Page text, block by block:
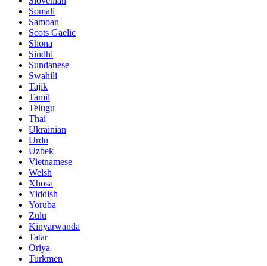
Somali
Samoan
Scots Gaelic
Shona
Sindhi
Sundanese
Swahili
Tajik
Tamil
Telugu
Thai
Ukrainian
Urdu
Uzbek
Vietnamese
Welsh
Xhosa
Yiddish
Yoruba
Zulu
Kinyarwanda
Tatar
Oriya
Turkmen